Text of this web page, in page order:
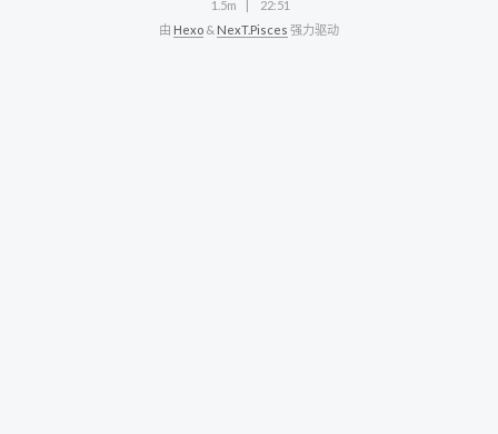
1.5m
22:51
由 Hexo & NexT.Pisces 强力驱动